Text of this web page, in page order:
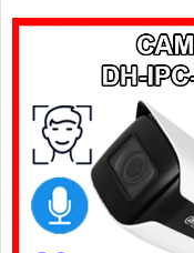
sát ngoài trời, hỗ trợ tính